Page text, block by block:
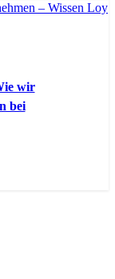
wir
bei